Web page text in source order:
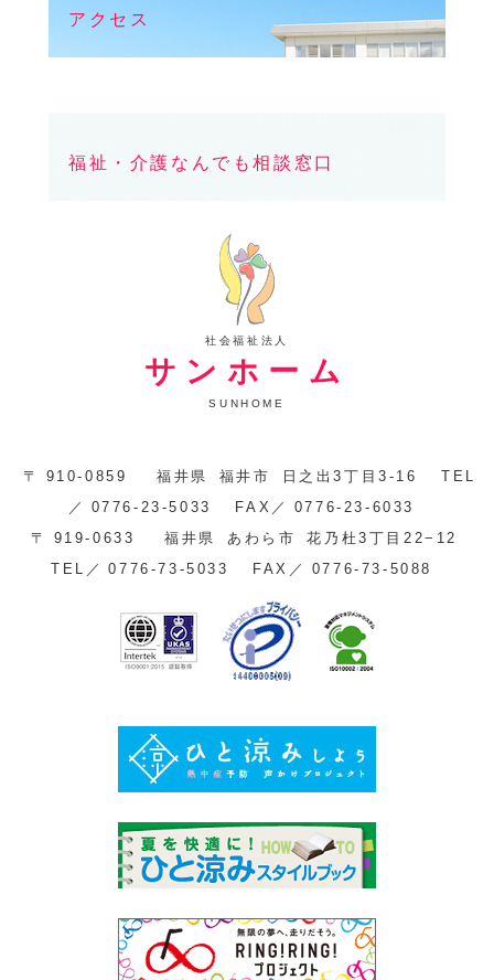
アクセス
福祉・介護なんでも相談窓口
社会福祉法人
サンホーム
SUNHOME
〒 910-0859 福井県 福井市 日之出3丁目3-16
TEL
／
0776-23-5033 FAX／
0776-23-6033
〒
919-0633 福井県 あわら市
花乃杜3丁目22−12
TEL／
0776-73-5033 FAX／ 0776-73-5088